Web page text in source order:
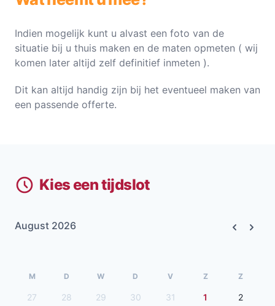
Indien mogelijk kunt u alvast een foto van de
situatie bij u thuis maken en de maten opmeten ( wij
komen later altijd zelf definitief inmeten ).
Dit kan altijd handig zijn bij het eventueel maken van
een passende offerte.
Kies een tijdslot
August 2026
M D W D V Z Z
27 28 29 30 31 1 2